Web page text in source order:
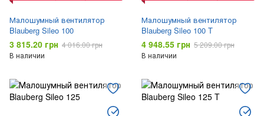
Малошумный вентилятор
Blauberg Sileo 100
3 815.20 грн 4 016.00 грн
В наличии
Малошумный вентилятор
Blauberg Sileo 100 T
4 948.55 грн 5 209.00 грн
В наличии